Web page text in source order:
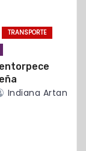
TRANSPORTE
Indiana Artan